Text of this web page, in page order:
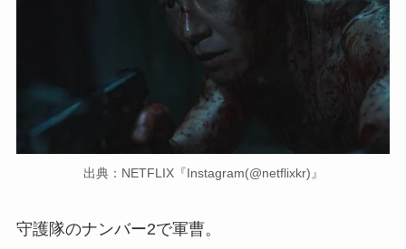
出典：NETFLIX『Instagram(@netflixkr)』
守護隊のナンバー2で軍曹。